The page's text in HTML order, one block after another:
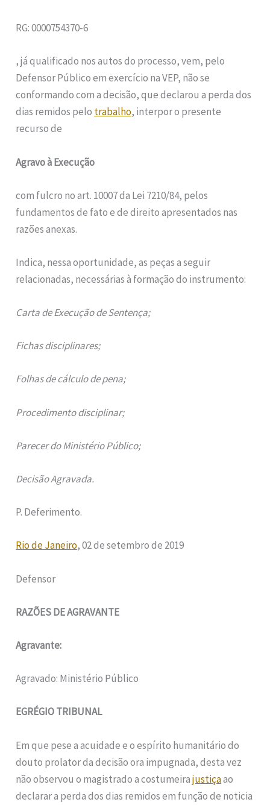
RG: 0000754370-6
, já qualificado nos autos do processo, vem, pelo
Defensor Público em exercício na VEP, não se
conformando com a decisão, que declarou a perda dos
dias remidos pelo trabalho, interpor o presente
recurso de
Agravo à Execução
com fulcro no art. 10007 da Lei 7210/84, pelos
fundamentos de fato e de direito apresentados nas
razões anexas.
Indica, nessa oportunidade, as peças a seguir
relacionadas, necessárias à formação do instrumento:
Carta de Execução de Sentença;
Fichas disciplinares;
Folhas de cálculo de pena;
Procedimento disciplinar;
Parecer do Ministério Público;
Decisão Agravada.
P. Deferimento.
Rio de Janeiro, 02 de setembro de 2019
Defensor
RAZÕES DE AGRAVANTE
Agravante:
Agravado: Ministério Público
EGRÉGIO TRIBUNAL
Em que pese a acuidade e o espírito humanitário do
douto prolator da decisão ora impugnada, desta vez
não observou o magistrado a costumeirajustiçaao
declarar a perda dos dias remidos em função de noticia